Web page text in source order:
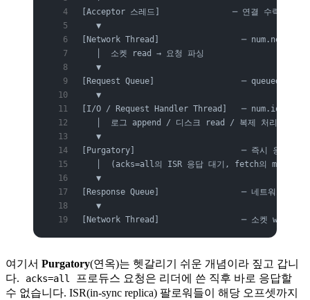
[Acceptor 스레드]               ─ 연결 수락, 네트워
   ▼
[Network Thread]                 ─
   │  소켓 read → 요청 파싱
   ▼
[Request Queue]                  ─
   ▼
[I/O / Request Handler Thread]   ─
   │  로그 append / 디스크 read / 복제 처리
   ▼
[Purgatory]                      ─ 즉시 응답 불가
│  (acks=all의 ISR 응답 대기, fetch의
   ▼
[Response Queue]                 ─ 네트워크 스레
   ▼
[Network Thread]                 ─ 소켓 write → 클
여기서 Purgatory(연옥)는 헷갈리기 쉬운 개념이라 짚고 갑니
다.
acks=all
프로듀스 요청은 리더에 쓴 직후 바로 응답할
수 없습니다. ISR(in-sync replica) 팔로워들이 해당 오프셋까지